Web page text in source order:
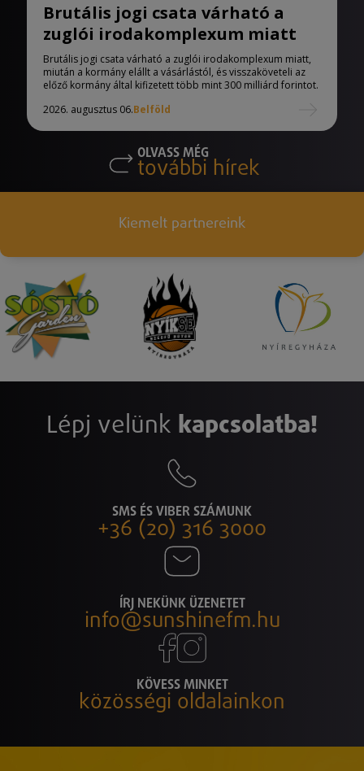
Brutális jogi csata várható a
zuglói irodakomplexum miatt
Brutális jogi csata várható a zuglói irodakomplexum miatt,
miután a kormány elállt a vásárlástól, és visszaköveteli az
előző kormány által kifizetett több mint 300 milliárd forintot.
2026. augusztus 06.Belföld
OLVASS MÉG
további hírek
Kiemelt partnereink
Lépj velünk kapcsolatba!
SMS ÉS VIBER SZÁMUNK
+36 (20) 316 3000
ÍRJ NEKÜNK ÜZENETET
info@sunshinefm.hu
KÖVESS MINKET
közösségi oldalainkon